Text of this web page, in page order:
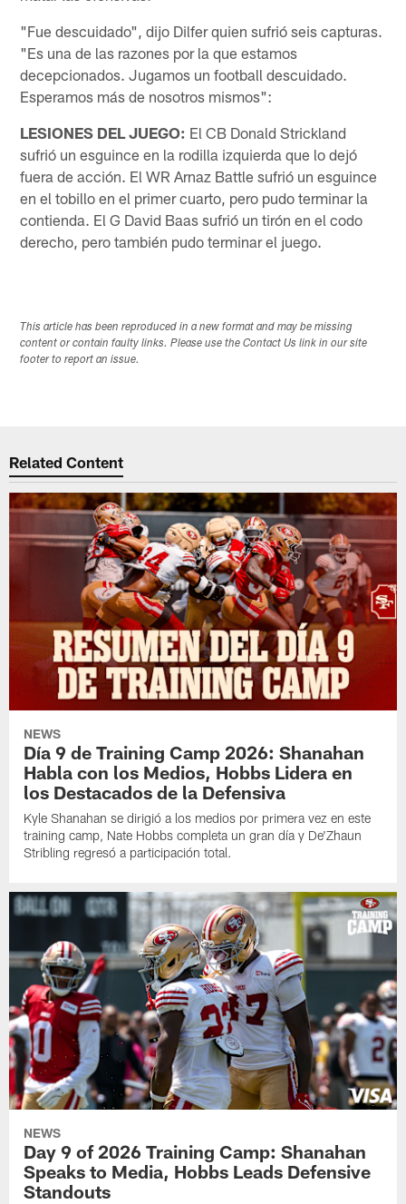
"Fue descuidado", dijo Dilfer quien sufrió seis capturas.
"Es una de las razones por la que estamos
decepcionados. Jugamos un football descuidado.
Esperamos más de nosotros mismos":
LESIONES DEL JUEGO: El CB Donald Strickland
sufrió un esguince en la rodilla izquierda que lo dejó
fuera de acción. El WR Arnaz Battle sufrió un esguince
en el tobillo en el primer cuarto, pero pudo terminar la
contienda. El G David Baas sufrió un tirón en el codo
derecho, pero también pudo terminar el juego.
This article has been reproduced in a new format and may be missing
content or contain faulty links. Please use the Contact Us link in our site
footer to report an issue.
Related Content
NEWS
Día 9 de Training Camp 2026: Shanahan
Habla con los Medios, Hobbs Lidera en
los Destacados de la Defensiva
Kyle Shanahan se dirigió a los medios por primera vez en este
training camp, Nate Hobbs completa un gran día y De'Zhaun
Stribling regresó a participación total.
NEWS
Day 9 of 2026 Training Camp: Shanahan
Speaks to Media, Hobbs Leads Defensive
Standouts